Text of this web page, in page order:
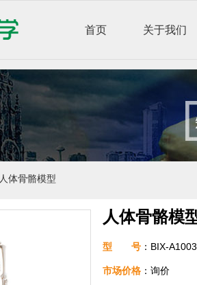
首页 关于我们
人体骨骼模型
人体骨骼模
型 号 ：BIX-A1003
市场价格 ：询价